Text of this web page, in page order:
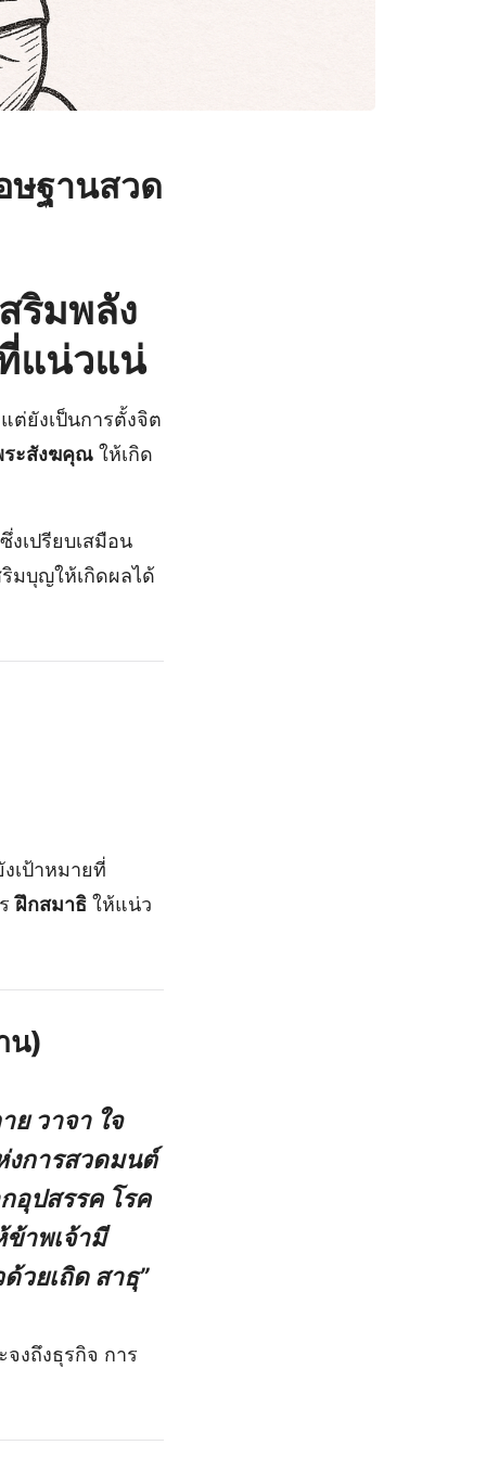
ษฐานสวด
ริมพลัง
แน่วแน่
ต่ยังเป็นการตั้งจิต
ะสังฆคุณ ให้เกิด
ซึ่งเปรียบเสมือน
ริมบุญให้เกิดผลได้
เป้าหมายที่
ฝึกสมาธิ ให้แน่ว
น)
วาจา ใจ
การสวดมนต์
อุปสรรค โรค
าพเจ้ามี
วยเถิด สาธุ”
งถึงธุรกิจ การ